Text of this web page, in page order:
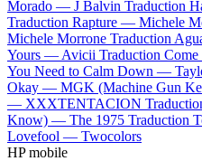
Morado — J Balvin Traduction
Traduction Rapture — Michele
Michele Morrone Traduction
Yours — Avicii Traduction
You Need to Calm Down —
Okay — MGK (Machine Gun
— XXXTENTACION
Know) — The 1975 Traduction
Lovefool — Twocolors
HP mobile